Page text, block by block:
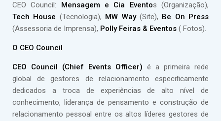
CEO Council: Mensagem e Cia Eventos (Organização),
Tech House (Tecnologia), MW Way(Site), Be On Press
(Assessoria de Imprensa), Polly Feiras & Eventos ( Fotos).
O CEO Council
CEO Council (Chief Events Officer) é a primeira rede
global de gestores de relacionamento especificamente
dedicados a troca de experiências de alto nível de
conhecimento, liderança de pensamento e construção de
relacionamento pessoal entre os altos líderes gestores de